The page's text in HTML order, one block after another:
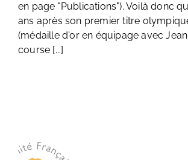
en page "Publications"). Voilà donc
ans après son premier titre
(médaille d'or en équipage avec
course [...]